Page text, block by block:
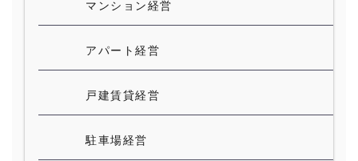
マンション経営
アパート経営
戸建賃貸経営
駐車場経営